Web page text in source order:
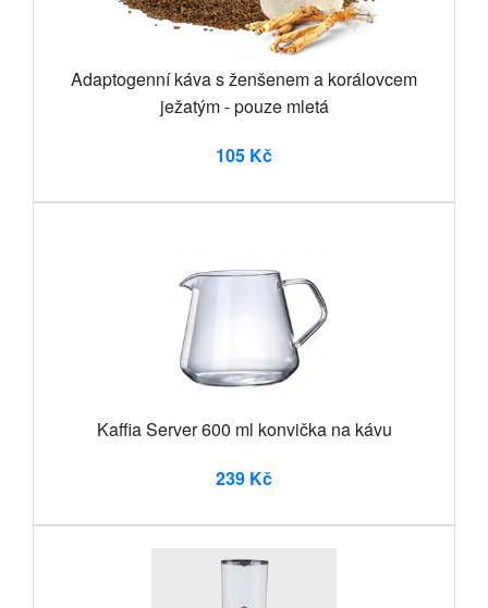
Adaptogenní káva s ženšenem a korálovcem
ježatým - pouze mletá
105 Kč
Kaffia Server 600 ml konvička na kávu
239 Kč